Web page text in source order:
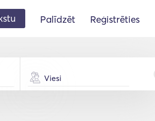
Palīdzēt Reģistrēties
Viesi